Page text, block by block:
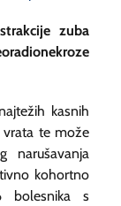
zuba
kasnih
vrata te može
narušavanja
kohortno
bolesnika s